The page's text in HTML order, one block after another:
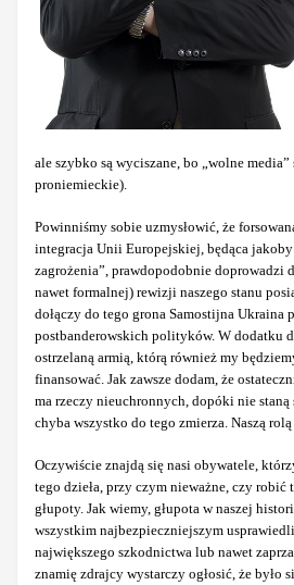
ale szybko są wyciszane, bo „wolne
proniemieckie).
Powinniśmy sobie uzmysłowić, że
integracja Unii Europejskiej, będąca
zagrożenia”, prawdopodobnie doprowadzi
nawet formalnej) rewizji naszego stanu
dołączy do tego grona Samostijna Ukraina
postbanderowskich polityków. W dodatku
ostrzelaną armią, którą również my
finansować. Jak zawsze dodam, że
ma rzeczy nieuchronnych, dopóki nie staną
chyba wszystko do tego zmierza. Naszą
Oczywiście znajdą się nasi obywatele,
tego dzieła, przy czym nieważne, czy robić
głupoty. Jak wiemy, głupota w naszej
wszystkim najbezpieczniejszym
największego szkodnictwa lub nawet
znamię zdrajcy wystarczy ogłosić, że było